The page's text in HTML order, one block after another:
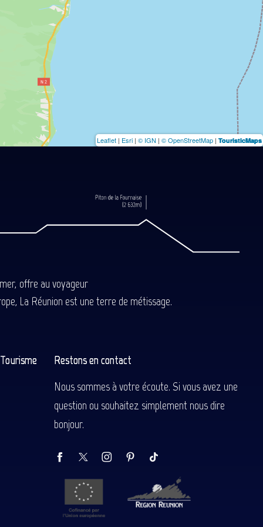
Leaflet | Esri | © IGN | © OpenStreetMap | TouristicMaps
offre au voyageur
La Réunion est une terre de métissage.
Restons en contact
Nous sommes à votre écoute. Si vous avez une
question ou souhaitez simplement nous dire
bonjour.